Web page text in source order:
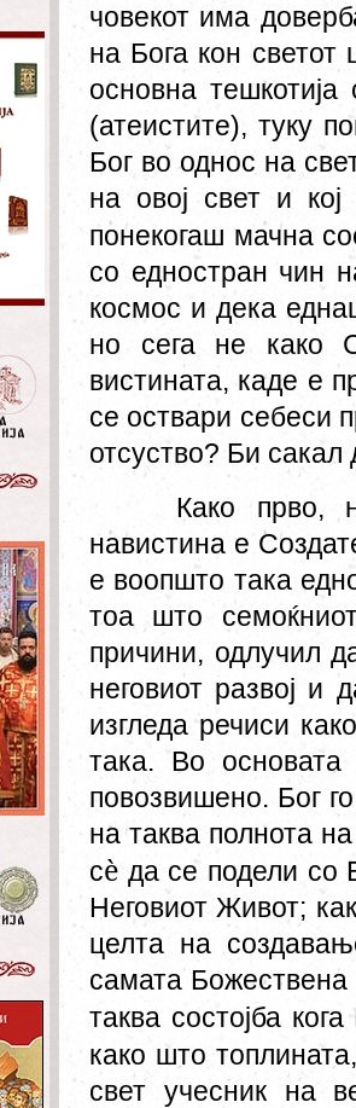
човекот има
на Бога кон
основна
(атеистите), туку
Бог во однос на
на овој свет и
понекогаш мачна
со едностран чин
космос и дека
но сега не како
вистината, каде е
се оствари себеси
отсуство? Би
Како прво,
навистина е
е воопшто така
тоа што
причини, одлучил
неговиот развој и
изгледа речиси
така. Во
повозвишено. Бог
на таква полнота
сè да се подели со
Неговиот Живот;
целта на
самата Божествена
таква состојба
како што
свет учесник на